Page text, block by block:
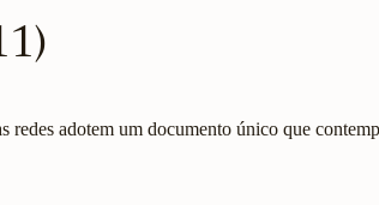
adotem um documento único que